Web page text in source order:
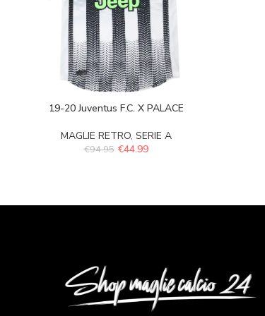
19-20 Juventus F.C. X PALACE
MAGLIE RETRO, SERIE A
€94.95 €44.99